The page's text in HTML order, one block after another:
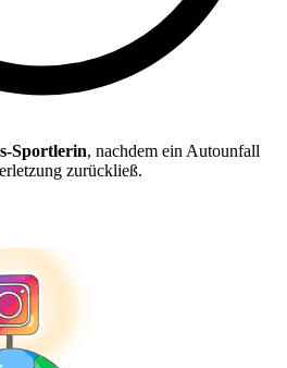
Sportlerin, nachdem ein Autounfall
zurückließ.